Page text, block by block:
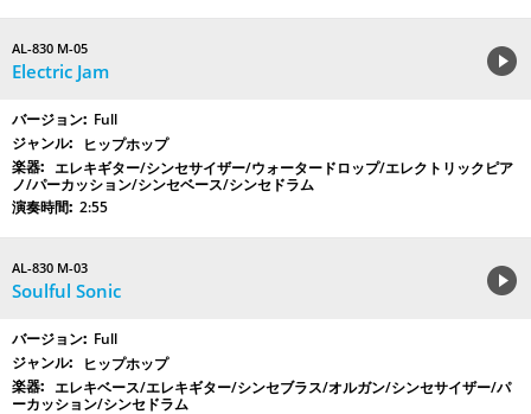
AL-830 M-05
Electric Jam
Full
ヒップホップ
エレキギター/シンセサイザー/ウォータードロップ/エレクトリックピア
ノ/パーカッション/シンセベース/シンセドラム
2:55
AL-830 M-03
Soulful Sonic
Full
ヒップホップ
エレキベース/エレキギター/シンセブラス/オルガン/シンセサイザー/パ
ーカッション/シンセドラム